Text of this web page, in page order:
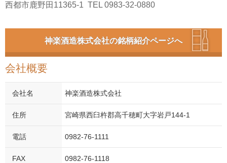
西都市鹿野田11365-1 TEL 0983-32-0880
神楽酒造株式会社の銘柄紹介ページへ
会社概要
会社名 神楽酒造株式会社
住所 宮崎県西臼杵郡高千穂町大字岩戸144-1
電話 0982-76-1111
FAX 0982-76-1118